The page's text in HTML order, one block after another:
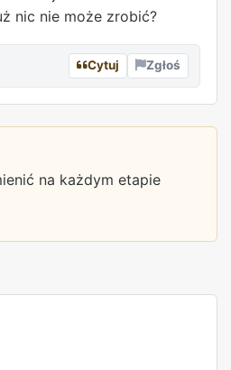
nic nie może zrobić?
Cytuj Zgłoś
na każdym etapie